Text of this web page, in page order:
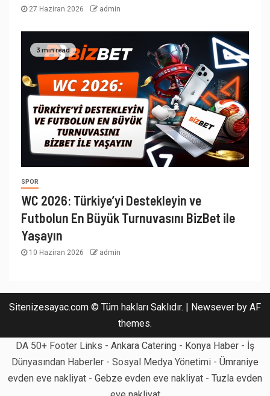
27 Haziran 2026 admin
3 min read
SPOR
WC 2026: Türkiye’yi Destekleyin ve
Futbolun En Büyük Turnuvasını BizBet ile
Yaşayın
10 Haziran 2026 admin
Sitenizesayac.com © Tüm hakları Saklıdır. | Newsever by AF
themes.
DA 50+ Footer Links - Ankara Catering - Konya Haber - İş
Dünyasından Haberler - Sosyal Medya Yönetimi - Ümraniye
evden eve nakliyat - Gebze evden eve nakliyat - Tuzla evden